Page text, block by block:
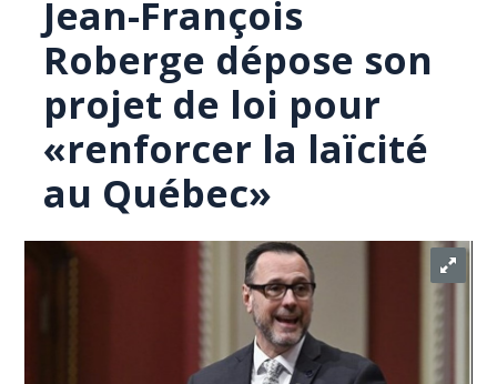
Jean-François
Roberge dépose son
projet de loi pour
«renforcer la laïcité
au Québec»